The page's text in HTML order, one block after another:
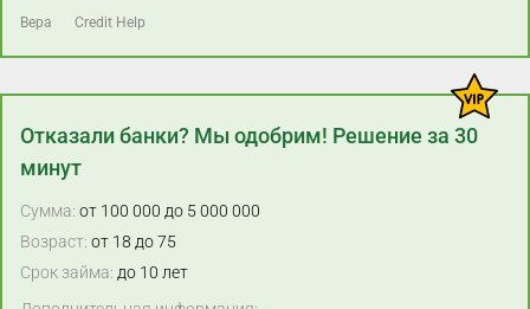
Вера Credit Help
Отказали банки? Мы одобрим! Решение за 30
минут
Сумма: от 100 000 до 5 000 000
Возраст: от 18 до 75
Срок займа: до 10 лет